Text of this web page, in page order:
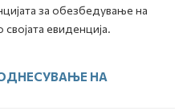
за обезбедување на
својата евиденција.
НА